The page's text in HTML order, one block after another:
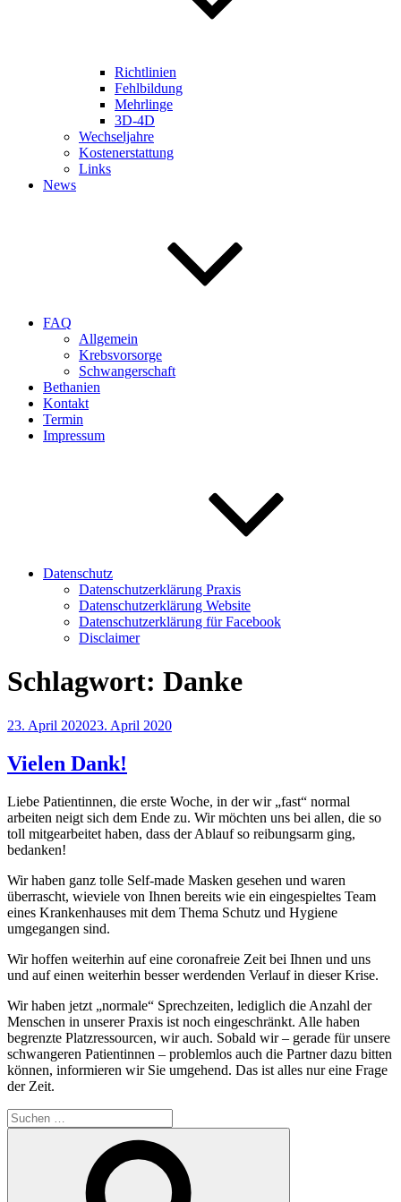
Richtlinien
Fehlbildung
Mehrlinge
3D-4D
Wechseljahre
Kostenerstattung
Links
News
FAQ
Allgemein
Krebsvorsorge
Schwangerschaft
Bethanien
Kontakt
Termin
Impressum
Datenschutz
Datenschutzerklärung Praxis
Datenschutzerklärung Website
Datenschutzerklärung für Facebook
Disclaimer
Schlagwort: Danke
Veröffentlicht
23. April 202023. April 2020
Vielen Dank!
Liebe Patientinnen, die erste Woche, in der wir „fast“ normal
arbeiten neigt sich dem Ende zu. Wir möchten uns bei allen, die so
toll mitgearbeitet haben, dass der Ablauf so reibungsarm ging,
bedanken!
Wir haben ganz tolle Self-made Masken gesehen und waren
überrascht, wieviele von Ihnen bereits wie ein eingespieltes Team
eines Krankenhauses mit dem Thema Schutz und Hygiene
umgegangen sind.
Wir hoffen weiterhin auf eine coronafreie Zeit bei Ihnen und uns
und auf einen weiterhin besser werdenden Verlauf in dieser Krise.
Wir haben jetzt „normale“ Sprechzeiten, lediglich die Anzahl der
Menschen in unserer Praxis ist noch eingeschränkt. Alle haben
begrenzte Platzressourcen, wir auch. Sobald wir – gerade für unsere
schwangeren Patientinnen – problemlos auch die Partner dazu bitten
können, informieren wir Sie umgehend. Das ist alles nur eine Frage
der Zeit.
Suchen
nach: